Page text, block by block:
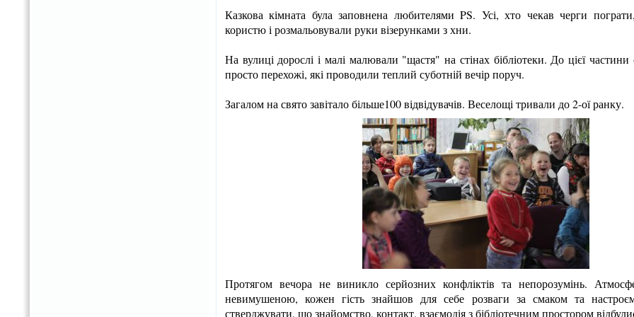
Казкова кімната була заповнена любителями PS. Усі, хто чекав черги
користю і розмальовували руки візерунками з хни.
На вулиці дорослі і малі малювали "щастя" на стінах бібліотеки. До цієї частини
просто перехожі, які проводили теплий суботній вечір поруч.
Загалом на свято завітало більше100 відвідувачів. Веселощі тривали до 2-ої ранку.
Протягом вечора не виникло серйозних конфліктів та непорозумінь.
невимушеною, кожен гість знайшов для себе розваги за смаком та
стверджувати, що знайомство, контакт, взаємодія з бібліотечним простором